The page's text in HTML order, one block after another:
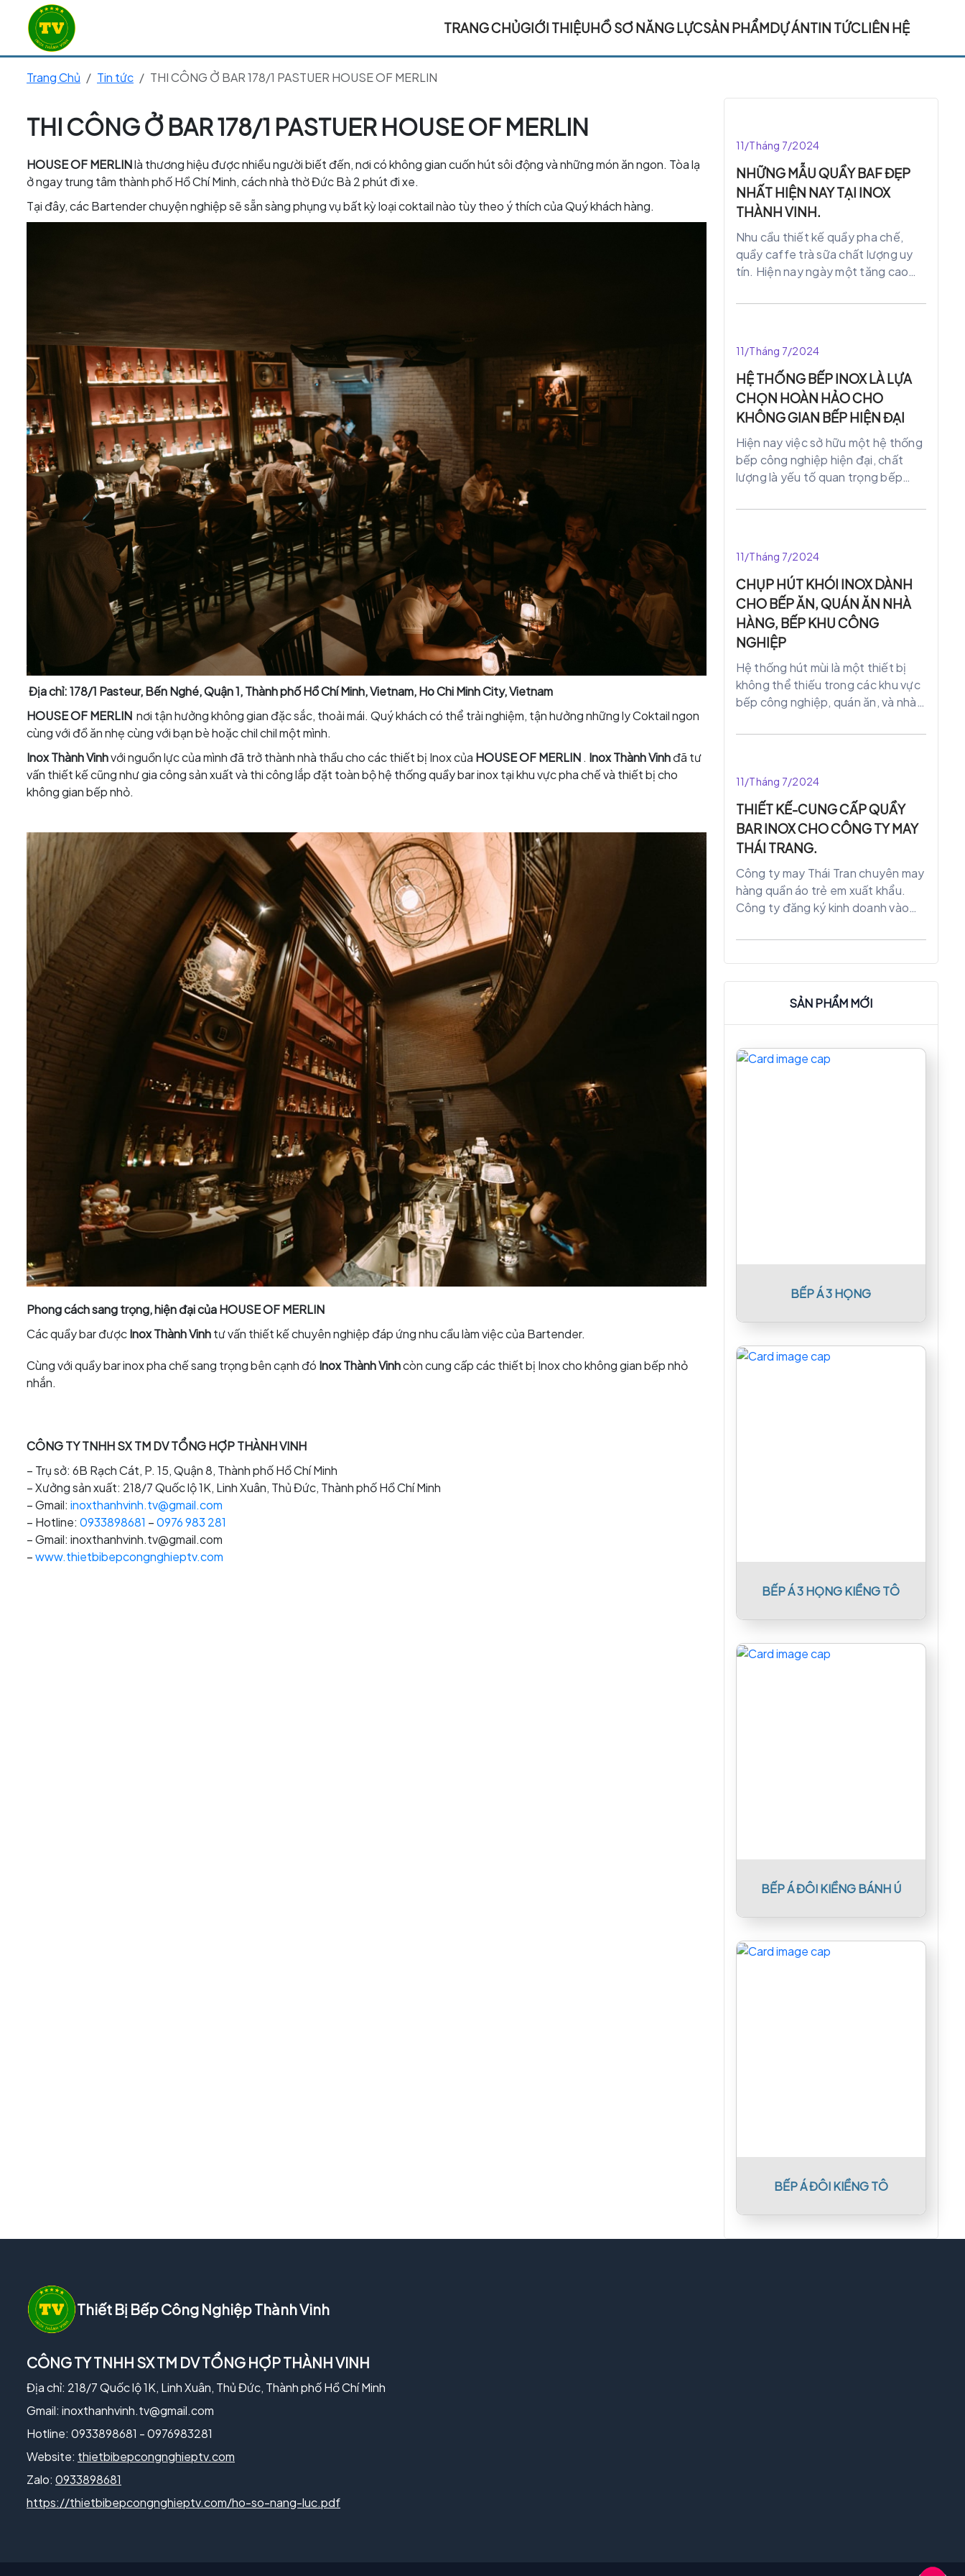
TRANG CHỦGIỚI THIỆUHỒ SƠ NĂNG LỰCSẢN PHẨMDỰ ÁNTIN TỨCLIÊN HỆ
Trang Chủ Tin tức THI CÔNG Ở BAR 178/1 PASTUER HOUSE OF MERLIN
THI CÔNG Ở BAR 178/1 PASTUER HOUSE OF MERLIN
HOUSE OF MERLINlà thương hiệu được nhiều người biết đến, nơi có không gian cuốn hút sôi động và những món ăn ngon. Tòa lạ
ở ngay trung tâm thành phố Hồ Chí Minh, cách nhà thờ Đức Bà 2 phút đi xe.
Tại đây, các Bartender chuyện nghiệp sẽ sẵn sàng phụng vụ bất kỳ loại coktail nào tùy theo ý thích của Quý khách hàng.
Địa chỉ: 178/1 Pasteur, Bến Nghé, Quận 1, Thành phố Hồ Chí Minh, Vietnam, Ho Chi Minh City, Vietnam
HOUSE OF MERLIN nơi tận hưởng không gian đặc sắc, thoải mái. Quý khách có thể trải nghiệm, tận hưởng những ly Coktail ngon
cùng với đồ ăn nhẹ cùng với bạn bè hoặc chil chil một mình.
Inox Thành Vinhvới nguồn lực của mình đã trở thành nhà thầu cho các thiết bị Inox của HOUSE OF MERLIN . Inox Thành Vinhđã tư
vấn thiết kế cũng như gia công sản xuất và thi công lắp đặt toàn bộ hệ thống quầy bar inox tại khu vực pha chế và thiết bị cho
không gian bếp nhỏ.
Phong cách sang trọng, hiện đại của HOUSE OF MERLIN
Các quầy bar đượcInox Thành Vinhtư vấn thiết kế chuyên nghiệp đáp ứng nhu cầu làm việc của Bartender.
Cùng với quầy bar inox pha chế sang trọng bên cạnh đó Inox Thành Vinhcòn cung cấp các thiết bị Inox cho không gian bếp nhỏ
nhắn.
CÔNG TY TNHH SX TM DV TỔNG HỢP THÀNH VINH
– Trụ sở: 6B Rạch Cát, P. 15, Quận 8, Thành phố Hồ Chí Minh
– Xưởng sản xuất: 218/7 Quốc lộ 1K, Linh Xuân, Thủ Đức, Thành phố Hồ Chí Minh
– Gmail: inoxthanhvinh.tv@gmail.com
– Hotline: 0933898681 –0976 983 281
– Gmail: inoxthanhvinh.tv@gmail.com
–www.thietbibepcongnghieptv.com
11/Tháng 7/2024
NHỮNG MẪU QUẦY BAF ĐẸP
NHẤT HIỆN NAY TẠI INOX
THÀNH VINH.
Nhu cầu thiết kế quầy pha chế,
quầy caffe trà sữa chất lượng uy
tín. Hiện nay ngày một tăng cao
uống cũng như món ăn. Tuy nhiên,
hàng phải tìm hiểu, lựa chọn thật kỹ
11/Tháng 7/2024
HỆ THỐNG BẾP INOX LÀ LỰA
CHỌN HOÀN HẢO CHO
KHÔNG GIAN BẾP HIỆN ĐẠI
Hiện nay việc sở hữu một hệ thống
bếp công nghiệp hiện đại, chất
lượng là yếu tố quan trọng bếp
liệu được sử dụng, inox đã nổi lên
gian bếp. Hãy cùng chúng tôi tìm
hiểu về những ưu điểm và ứng dụng
của inox trong hệ thống bếp công
nghiệp.
11/Tháng 7/2024
CHỤP HÚT KHÓI INOX DÀNH
CHO BẾP ĂN, QUÁN ĂN NHÀ
HÀNG, BẾP KHU CÔNG
NGHIỆP
Hệ thống hút mùi là một thiết bị
không thể thiếu trong các khu vực
bếp công nghiệp, quán ăn, và nhà
chất lượng cao. Sản phẩm giúp duy
của nhân viên bếp.
11/Tháng 7/2024
THIẾT KẾ-CUNG CẤP QUẦY
BAR INOX CHO CÔNG TY MAY
THÁI TRANG.
Công ty may Thái Tran chuyên may
hàng quần áo trẻ em xuất khẩu.
Công ty đăng ký kinh doanh vào
viên.
SẢN PHẨM MỚI
BẾP Á 3 HỌNG
BẾP Á 3 HỌNG KIỀNG TÔ
BẾP Á ĐÔI KIỀNG BÁNH Ú
BẾP Á ĐÔI KIỀNG TÔ
Thiết Bị Bếp Công Nghiệp Thành Vinh
CÔNG TY TNHH SX TM DV TỔNG HỢP THÀNH VINH
Địa chỉ: 218/7 Quốc lộ 1K, Linh Xuân, Thủ Đức, Thành phố Hồ Chí Minh
Gmail: inoxthanhvinh.tv@gmail.com
Hotline: 0933898681 - 0976983281
Website: thietbibepcongnghieptv.com
Zalo: 0933898681
https://thietbibepcongnghieptv.com/ho-so-nang-luc.pdf